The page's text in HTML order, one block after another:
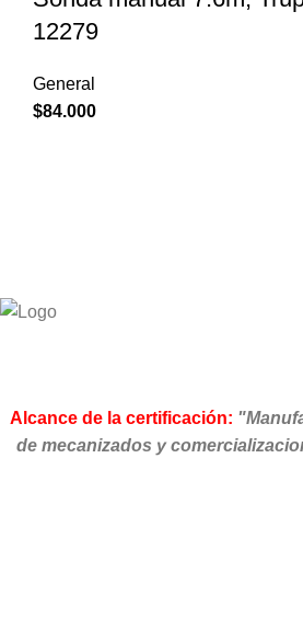
12279
General
$84.000
Alcance de la certificación:
de mecanizados y